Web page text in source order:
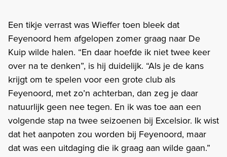
Een tikje verrast was Wieffer toen bleek dat
Feyenoord hem afgelopen zomer graag naar De
Kuip wilde halen. “En daar hoefde ik niet twee keer
over na te denken”, is hij duidelijk. “Als je de kans
krijgt om te spelen voor een grote club als
Feyenoord, met zo’n achterban, dan zeg je daar
natuurlijk geen nee tegen. En ik was toe aan een
volgende stap na twee seizoenen bij Excelsior. Ik wist
dat het aanpoten zou worden bij Feyenoord, maar
dat was een uitdaging die ik graag aan wilde gaan.”